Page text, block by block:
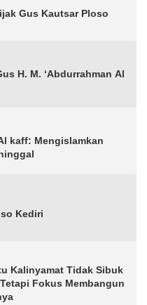
Gus Kautsar Ploso
H. M. ‘Abdurrahman Al
kaff: Mengislamkan
Kediri
Kalinyamat Tidak Sibuk
Fokus Membangun